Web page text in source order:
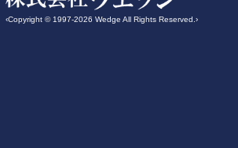
‹Copyright © 1997-2026 Wedge All Rights Reserved.›